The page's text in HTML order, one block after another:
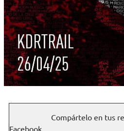
Compártelo en tus
Facebook